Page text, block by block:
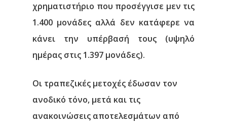
χρηματιστήριο που προσέγγισε μεν τις
1.400 μονάδες αλλά δεν κατάφερε να
κάνει την υπέρβασή τους (υψηλό
ημέρας στις 1.397 μονάδες).
Οι τραπεζικές μετοχές έδωσαν τον
ανοδικό τόνο, μετά και τις
ανακοινώσεις αποτελεσμάτων από